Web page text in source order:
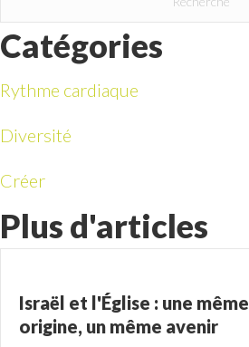
Catégories
Rythme cardiaque
Diversité
Créer
Plus d'articles
Israël et l'Église : une même
origine, un même avenir